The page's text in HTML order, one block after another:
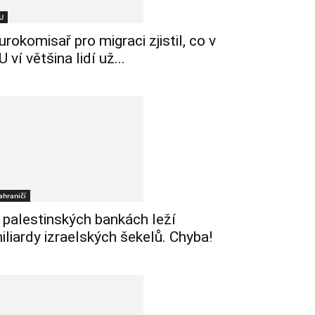
pro migraci zjistil, co v
ví většina lidí už...
palestinských bankách leží
izraelských šekelů. Chyba!